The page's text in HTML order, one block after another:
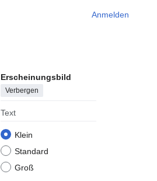
Anmelden
Erscheinungsbild
Verbergen
Text
Klein
Standard
Groß